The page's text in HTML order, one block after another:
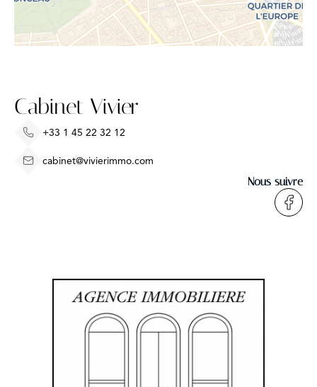
Cabinet Vivier
+33 1 45 22 32 12
cabinet@vivierimmo.com
Nous suivre